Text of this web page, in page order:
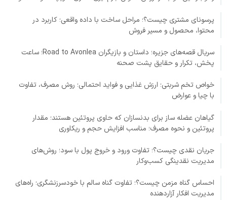
پرسونای مشتری چیست؟؛ مراحل ساخت با داده واقعی؛ کاربرد در
محتوا، محصول و مسیر فروش
سریال قصه‌های جزیره؛ داستان و بازیگران Road to Avonlea؛ ساعت
پخش، تکرار و حقایق پشت صحنه
خواص تخم شربتی؛ ارزش غذایی و فواید احتمالی؛ روش مصرف، تفاوت
با چیا و عوارض
گیاهان عضله ساز برای بدنسازان که حاوی پروتئین هستند؛ مقدار
پروتئین و نحوه مصرف؛ مناسب افزایش حجم و ریکاوری
جریان نقدی چیست؟؛ تفاوت ورود و خروج پول با سود؛ روش‌های
مدیریت نقدینگی کسب‌وکار
احساس گناه مزمن چیست؟؛ تفاوت گناه سالم با خودسرزنشگری؛ راه‌های
مدیریت افکار آزاردهنده